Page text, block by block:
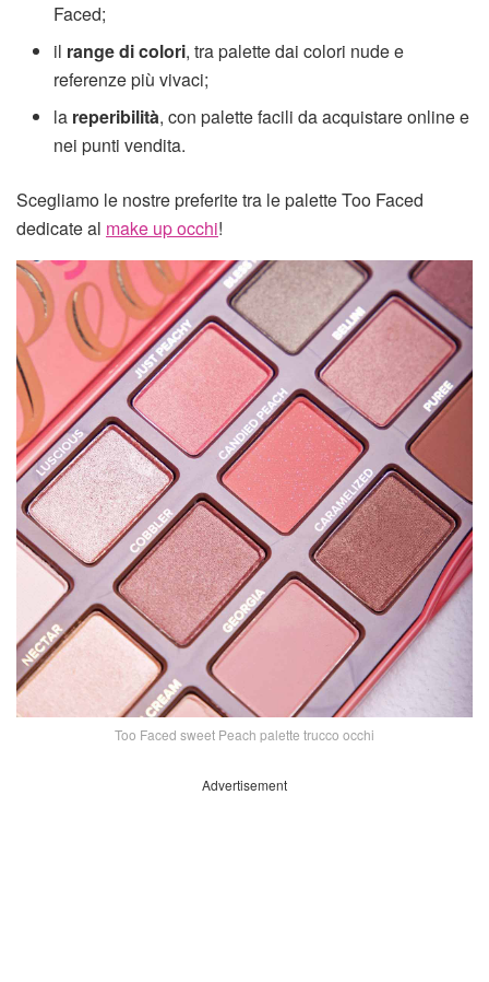
Faced;
il range di colori, tra palette dai colori nude e
referenze più vivaci;
la reperibilità, con palette facili da acquistare online e
nei punti vendita.
Scegliamo le nostre preferite tra le palette Too Faced
dedicate al make up occhi!
Too Faced sweet Peach palette trucco occhi
Advertisement